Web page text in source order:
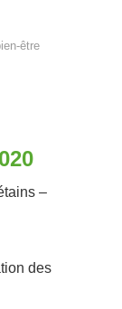
être
–
des